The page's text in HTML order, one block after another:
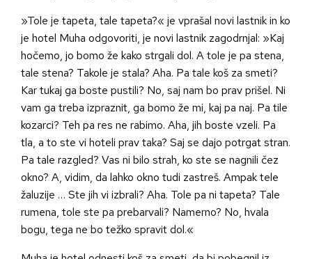
»Tole je tapeta, tale tapeta?« je vprašal novi lastnik in ko
je hotel Muha odgovoriti, je novi lastnik zagodrnjal: »Kaj
hočemo, jo bomo že kako strgali dol. A tole je pa stena,
tale stena? Takole je stala? Aha. Pa tale koš za smeti?
Kar tukaj ga boste pustili? No, saj nam bo prav prišel. Ni
vam ga treba izpraznit, ga bomo že mi, kaj pa naj. Pa tile
kozarci? Teh pa res ne rabimo. Aha, jih boste vzeli. Pa
tla, a to ste vi hoteli prav taka? Saj se dajo potrgat stran.
Pa tale razgled? Vas ni bilo strah, ko ste se nagnili čez
okno? A, vidim, da lahko okno tudi zastreš. Ampak tele
žaluzije … Ste jih vi izbrali? Aha. Tole pa ni tapeta? Tale
rumena, tole ste pa prebarvali? Namerno? No, hvala
bogu, tega ne bo težko spravit dol.«